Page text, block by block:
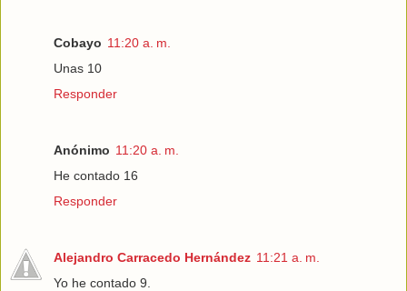
Cobayo 11:20 a. m.
Unas 10
Responder
Anónimo 11:20 a. m.
He contado 16
Responder
Alejandro Carracedo Hernández 11:21 a. m.
Yo he contado 9.